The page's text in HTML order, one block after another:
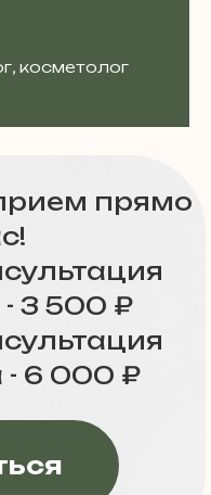
косметолог